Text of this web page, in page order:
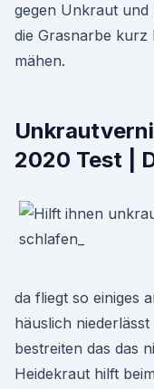
gegen Unkraut und
die Grasnarbe kurz
mähen.
2020 Test |
da fliegt so einiges
häuslich
bestreiten das das
Heidekraut hilft